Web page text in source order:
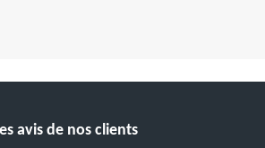
avis de nos clients